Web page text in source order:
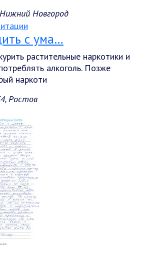
Новгород
с ума…
растительные наркотики и
алкоголь. Позже
наркоти
Ростов